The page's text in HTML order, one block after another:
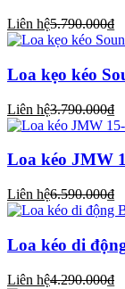
Liên hệ5.790.000₫
Loa kẹo kéo
Liên hệ3.790.000₫
Loa kéo JMW
Liên hệ6.590.000₫
Loa kéo di
Liên hệ4.290.000₫